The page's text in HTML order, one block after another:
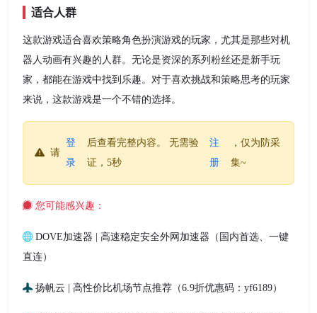
适合人群
这款游戏适合喜欢策略角色扮演游戏的玩家，尤其是那些对机
器人动画有兴趣的人群。无论是资深的系列粉丝还是新手玩
家，都能在游戏中找到乐趣。对于喜欢挑战和策略思考的玩家
来说，这款游戏是一个不错的选择。
请
登
录
后查看完整内容。 无需验
证，5秒
注
册
，仅为防采
集~
您可能感兴趣：
DOVE加速器 | 高速稳定安全外网加速器（国内首选、一键
直连）
扬帆云 | 高性价比机场节点推荐（6.9折优惠码：yf6189）